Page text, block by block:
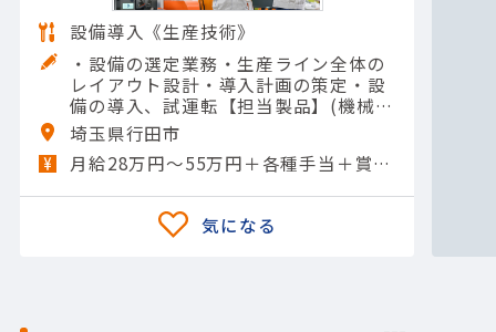
設備導入《生産技術》
・設備の選定業務・生産ライン全体の
レイアウト設計・導入計画の策定・設
備の導入、試運転【担当製品】(機械)
工作機械【使用ツール】AutoCAD; Sol
idWorks; その他
埼玉県行田市
月給28万円～55万円＋各種手当＋賞与年2回